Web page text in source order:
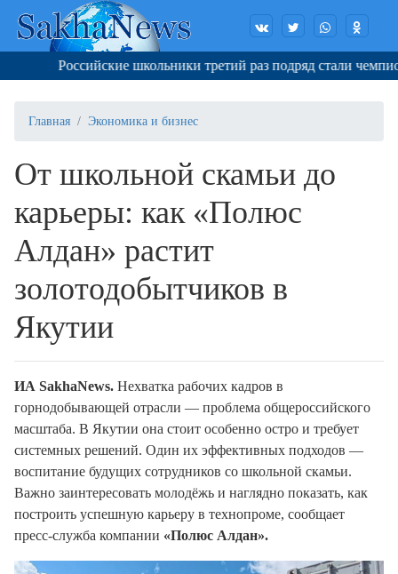
Российские школьники третий раз подряд стали
Главная Экономика и бизнес
От школьной скамьи до
карьеры: как «Полюс
Алдан» растит
золотодобытчиков в
Якутии
ИA SakhaNews. Нехватка рабочих кадров в
горнодобывающей отрасли — проблема общероссийского
масштаба. В Якутии она стоит особенно остро и требует
системных решений. Один их эффективных подходов —
воспитание будущих сотрудников со школьной скамьи.
Важно заинтересовать молодёжь и наглядно показать, как
построить успешную карьеру в технопроме, сообщает
пресс-служба компании «Полюс Алдан».